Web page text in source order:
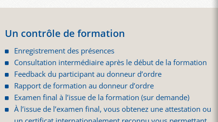
Un contrôle de formation
Enregistrement des présences
Consultation intermédiaire après le début de la formation
Feedback du participant au donneur d’ordre
Rapport de formation au donneur d’ordre
Examen final à l’issue de la formation (sur demande)
À l’issue de l’examen final, vous obtenez une attestation ou